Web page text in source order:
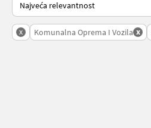
x Komunalna Oprema I Vozila x